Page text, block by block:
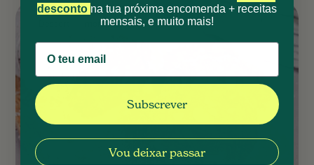
more than Protein: Rich Cocoa
desconto na tua próxima encomenda + receitas
mensais, e muito mais!
Subscrever
Vou deixar passar